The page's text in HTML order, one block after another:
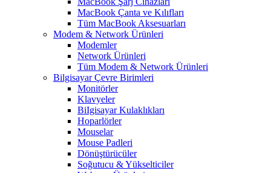
MacBook Çanta ve Kılıfları
Tüm MacBook Aksesuarları
Modem & Network Ürünleri
Modemler
Network Ürünleri
Tüm Modem & Network Ürünleri
Bilgisayar Çevre Birimleri
Monitörler
Klavyeler
BiIgisayar Kulaklıkları
Hoparlörler
Mouselar
Mouse Padleri
Dönüştürücüler
Soğutucu & Yükselticiler